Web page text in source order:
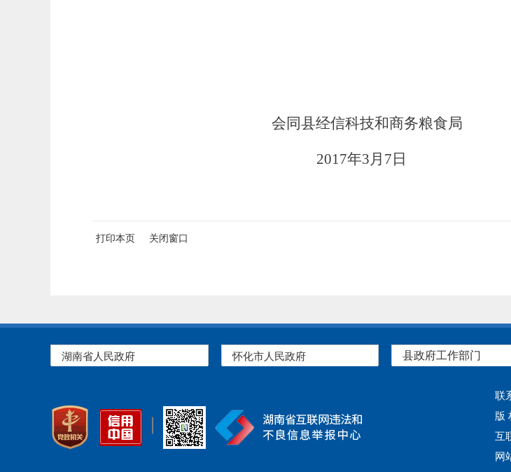
会同县经信科技和商务粮食局
2017年3月 7日
打印本页 关闭窗口
湖南省人民政府 怀化市人民政府
联
版
互
网